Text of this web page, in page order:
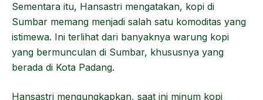
Sementara itu, Hansastri mengatakan, kopi di
Sumbar memang menjadi salah satu komoditas yang
istimewa. Ini terlihat dari banyaknya warung kopi
yang bermunculan di Sumbar, khususnya yang
berada di Kota Padang.
Hansastri mengungkapkan, saat ini minum kopi